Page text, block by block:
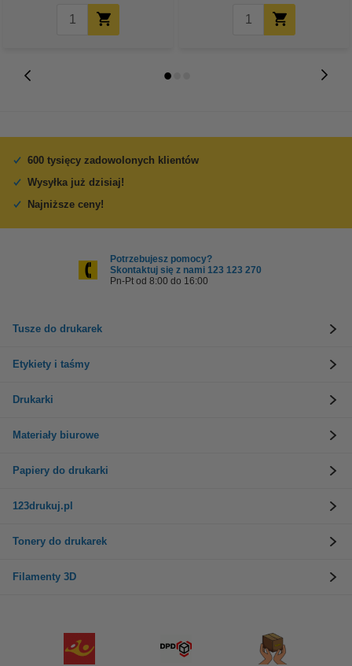
600 tysięcy zadowolonych klientów
Wysyłka już dzisiaj!
Najniższe ceny!
Potrzebujesz pomocy?
Skontaktuj się z nami 123 123 270
Pn-Pt od 8:00 do 16:00
Tusze do drukarek
Etykiety i taśmy
Drukarki
Materiały biurowe
Papiery do drukarki
123drukuj.pl
Tonery do drukarek
Filamenty 3D